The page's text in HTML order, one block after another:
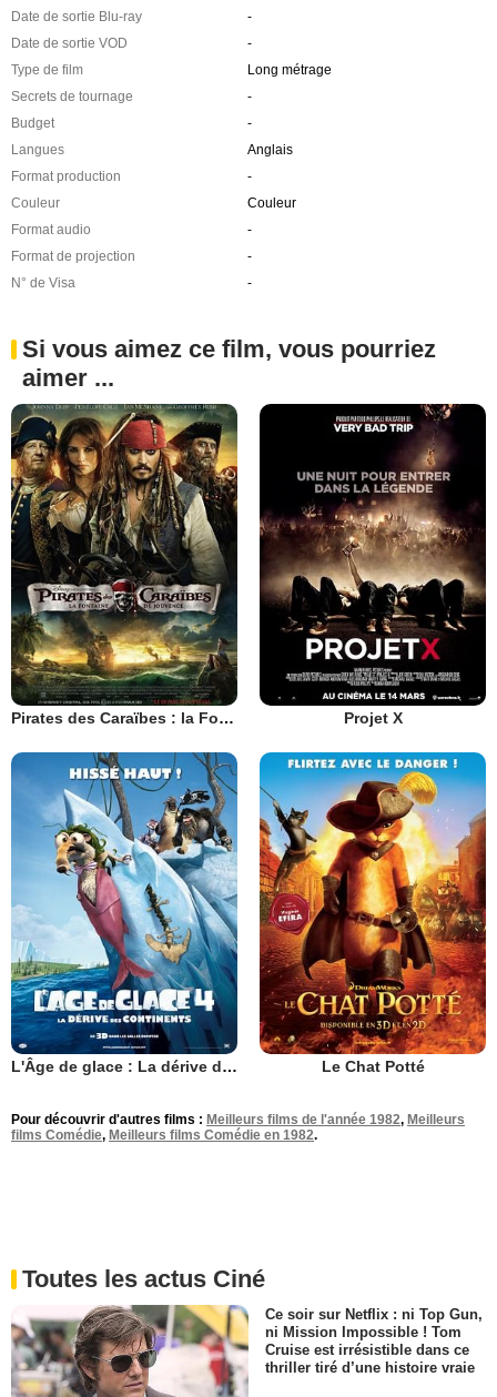
Date de sortie Blu-ray
-
Date de sortie VOD
-
Type de film
Long métrage
Secrets de tournage
-
Budget
-
Langues
Anglais
Format production
-
Couleur
Couleur
Format audio
-
Format de projection
-
N° de Visa
-
Si vous aimez ce film, vous pourriez
aimer ...
Pirates des Caraïbes : la Fontaine de Jouvence Projet X
L'Âge de glace : La dérive des continents Le Chat Potté
Pour découvrir d'autres films : Meilleurs films de l'année 1982, Meilleurs
films Comédie, Meilleurs films Comédie en 1982.
Toutes les actus Ciné
Ce soir sur Netflix : ni Top Gun,
ni Mission Impossible ! Tom
Cruise est irrésistible dans ce
thriller tiré d’une histoire vraie